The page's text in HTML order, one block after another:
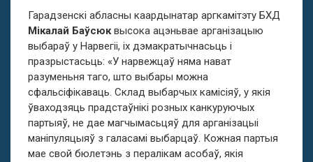
Гарадзенскі абласны каардынатар аргкамітэту БХД
Мікалай Баўсюквысока ацэньвае арганізацыю
выбараў у Нарвегіі, іх дэмакратычнасьць і
празрыстасьць: «У нарвежцаў няма нават
разуменьня таго, што выбары можна
сфальсіфікаваць. Склад выбарчых камісіяў, у якія
ўваходзяць прадстаўнікі розных канкуруючых
партыяў, не дае магчымасьцяў для арганізацыі
маніпуляцыяў з галасамі выбарцаў. Кожная партыя
мае свой бюлетэнь з пералікам асобаў, якія